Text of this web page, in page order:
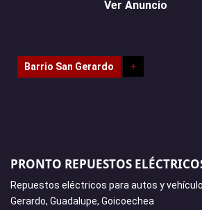
Ver Anuncio
Barrio San Gerardo +
PRONTO REPUESTOS
Repuestos eléctricos para autos y
Gerardo, Guadalupe, Goicoechea